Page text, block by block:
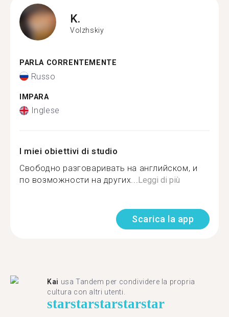
K.
Volzhskiy
PARLA CORRENTEMENTE
Russo
IMPARA
Inglese
I miei obiettivi di studio
Свободно разговаривать на английском, и
по возможности на других...Leggi di più
Scarica la app
Kai usa Tandem per condividere la propria
cultura con altri utenti.
starstarstarstarstar